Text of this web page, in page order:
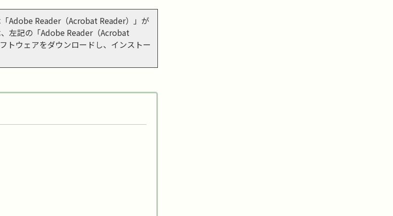
Adobe Reader（Acrobat Reader）」が
左記の「Adobe Reader（Acrobat
トウェアをダウンロードし、インストー